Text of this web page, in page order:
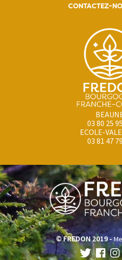
CONTACTEZ-
03 80 25
ECOLE-
03 81 47
© FREDON 2019 -